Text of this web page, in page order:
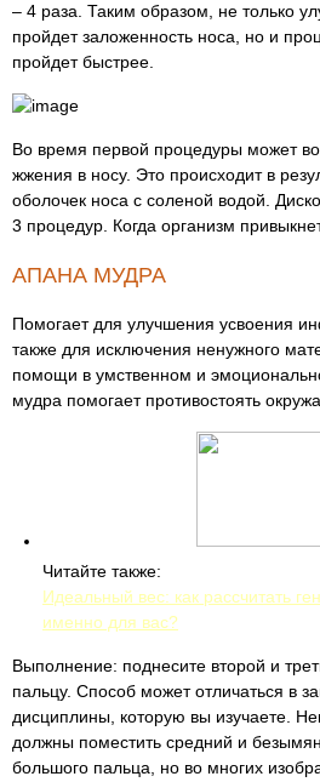
– 4 раза. Таким образом, не только
пройдет заложенность носа, но и
пройдет быстрее.
Во время первой процедуры может
жжения в носу. Это происходит в
оболочек носа с соленой водой.
3 процедур. Когда организм
АПАНА МУДРА
Помогает для улучшения усвоения
также для исключения ненужного
помощи в умственном и
мудра помогает противостоять
Читайте также:
Идеальный вес: как рассчитать
именно для вас?
Выполнение: поднесите второй и
пальцу. Способ может отличаться в
дисциплины, которую вы изучаете.
должны поместить средний и
большого пальца, но во многих